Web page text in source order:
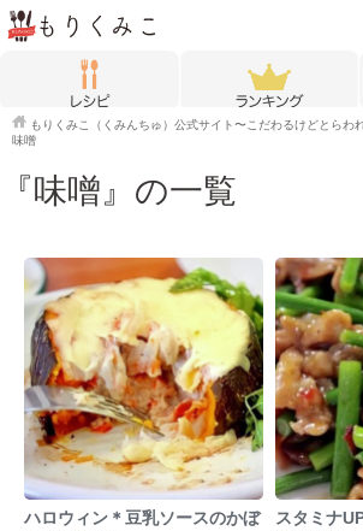
もりくみこ（くみんちゅ）公式サイト〜こだわるけどとらわ
味噌
『味噌』の一覧
ハロウィン＊豆乳ソースのかぼ
スタミナ